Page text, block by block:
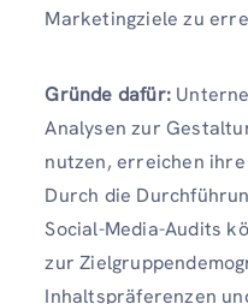
Marketingziele zu
Gründe dafür:
Analysen zur
nutzen, erreichen
Durch die
Social-Media-Audits
zur
Inhaltspräferenzen